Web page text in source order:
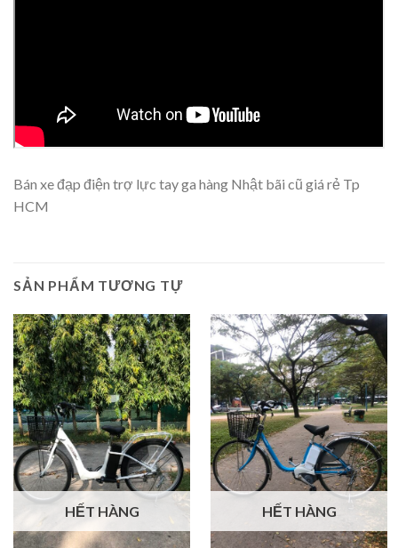
Bán xe đạp điện trợ lực tay ga hàng Nhật bãi cũ giá rẻ Tp
HCM
SẢN PHẨM TƯƠNG TỰ
HẾT HÀNG HẾT HÀNG